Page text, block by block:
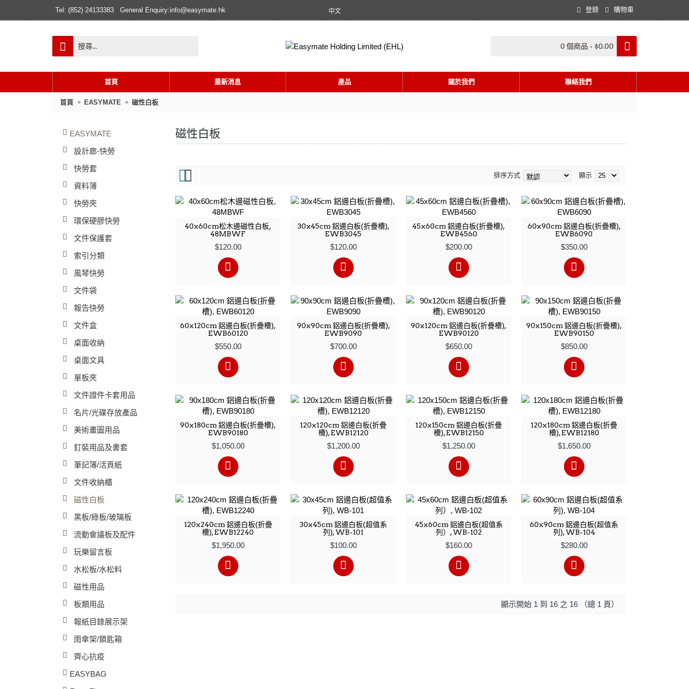
Tel: (852) 24133383 General Enquiry:info@easymate.hk 中文 登錄 購物車
0 個商品 - $0.00
首頁 最新消息 產品 關於我們 聯絡我們
首頁 EASYMATE 磁性白板
EASYMATE
設計廊-快勞
快勞套
資料簿
快勞夾
環保硬膠快勞
文件保護套
索引分類
風琴快勞
文件袋
報告快勞
文件盒
桌面收納
桌面文具
單板夾
文件證件卡套用品
名片/光碟存放產品
美術畫圖用品
釘裝用品及書套
筆記簿/活頁紙
文件收納櫃
磁性白板
黑板/綠板/玻璃板
流動會議板及配件
玩樂留言板
水松板/水松料
磁性用品
板類用品
報紙目錄展示架
雨傘架/鎖匙箱
齊心抗疫
EASYBAG
磁性白板
顯示
排序方式
40x60cm松木邊磁性白板,
48MBWF
$120.00
30x45cm 鋁邊白板(折疊槽),
EWB3045
$120.00
45x60cm 鋁邊白板(折疊槽),
EWB4560
$200.00
60x90cm 鋁邊白板(折疊槽),
EWB6090
$350.00
60x120cm 鋁邊白板(折疊槽),
EWB60120
$550.00
90x90cm 鋁邊白板(折疊槽),
EWB9090
$700.00
90x120cm 鋁邊白板(折疊槽),
EWB90120
$650.00
90x150cm 鋁邊白板(折疊槽),
EWB90150
$850.00
90x180cm 鋁邊白板(折疊槽),
EWB90180
$1,050.00
120x120cm 鋁邊白板(折疊
槽), EWB12120
$1,200.00
120x150cm 鋁邊白板(折疊
槽), EWB12150
$1,250.00
120x180cm 鋁邊白板(折疊
槽), EWB12180
$1,650.00
120x240cm 鋁邊白板(折疊
槽), EWB12240
$1,950.00
30x45cm 鋁邊白板(超值系
列), WB-101
$100.00
45x60cm 鋁邊白板(超值系
列）, WB-102
$160.00
60x90cm 鋁邊白板(超值系
列), WB-104
$280.00
顯示開始 1 到 16 之 16 （總 1 頁）